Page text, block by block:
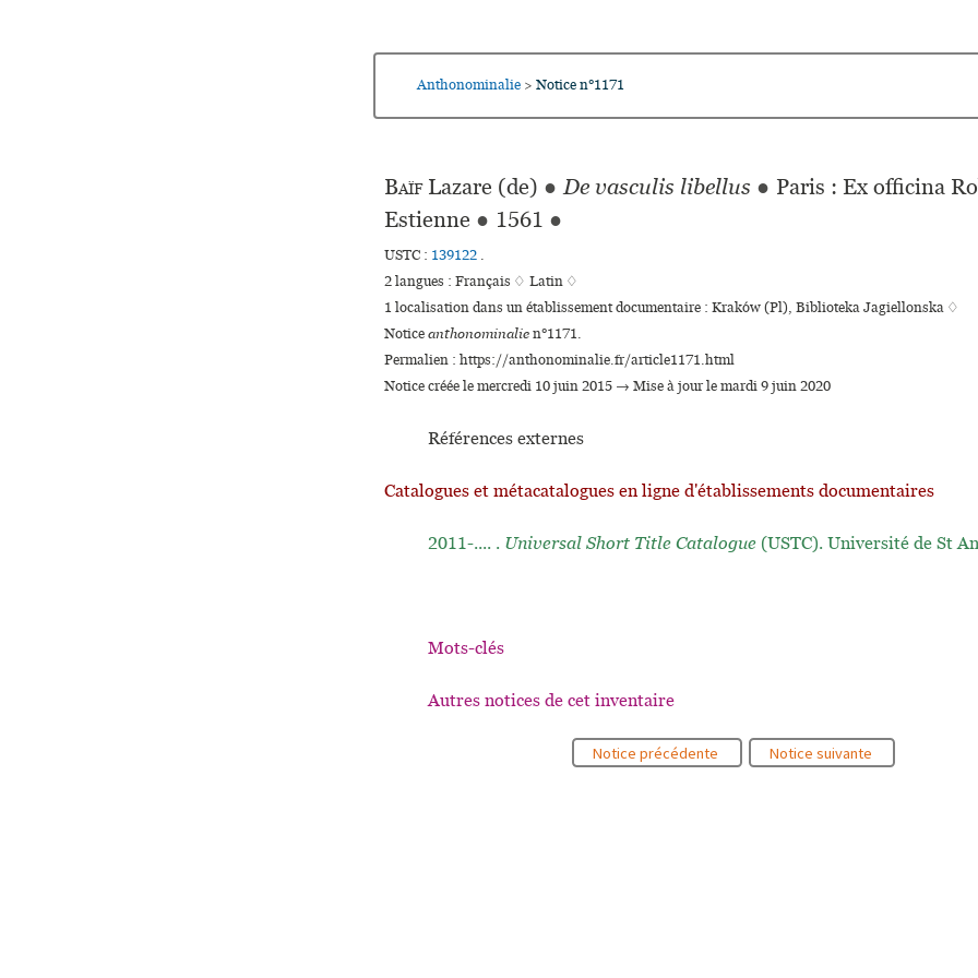
Anthonominalie > Notice n°1171
BaïfLazare (de) ● De vasculis libellus ● Paris : Ex officina
Estienne ● 1561 ●
USTC : 139122 .
2 langues : Français ♢ Latin ♢
1 localisation dans un établissement documentaire : Kraków (Pl), Biblioteka Jagiellonska ♢
Noticeanthonominalien°1171.
Permalien : https://anthonominalie.fr/article1171.html
Notice créée le mercredi 10 juin 2015 → Mise à jour le mardi 9 juin 2020
Références externes
Catalogues et métacatalogues en ligne d'établissements documentaires
2011-.... . Universal Short Title Catalogue (USTC). Université de St
Mots-clés
Autres notices de cet inventaire
Notice précédente Notice suivante